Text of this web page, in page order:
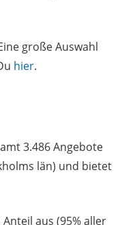
große Auswahl
hier.
3.486 Angebote
län) und bietet
aus (95% aller